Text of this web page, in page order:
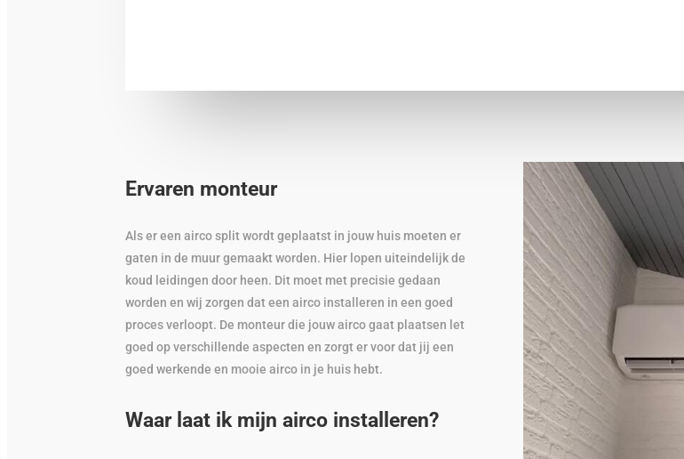
Ervaren monteur
Als er een airco split wordt geplaatst in jouw huis moeten er
gaten in de muur gemaakt worden. Hier lopen uiteindelijk de
koud leidingen door heen. Dit moet met precisie gedaan
worden en wij zorgen dat een airco installeren in een goed
proces verloopt. De monteur die jouw airco gaat plaatsen let
goed op verschillende aspecten en zorgt er voor dat jij een
goed werkende en mooie airco in je huis hebt.
Waar laat ik mijn airco installeren?